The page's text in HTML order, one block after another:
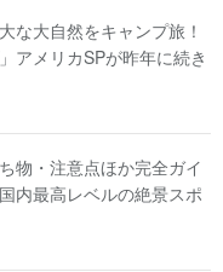
な大自然をキャンプ旅！
アメリカSPが昨年に続き
物・注意点ほか完全ガイ
内最高レベルの絶景スポ